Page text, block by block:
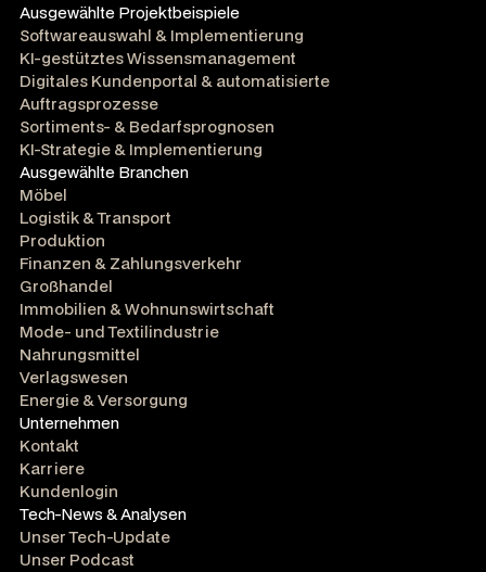
Ausgewählte Projektbeispiele
Softwareauswahl & Implementierung
KI-gestütztes Wissensmanagement
Digitales Kundenportal & automatisierte
Auftragsprozesse
Sortiments- & Bedarfsprognosen
KI-Strategie & Implementierung
Ausgewählte Branchen
Möbel
Logistik & Transport
Produktion
Finanzen & Zahlungsverkehr
Großhandel
Immobilien & Wohnunswirtschaft
Mode- und Textilindustrie
Nahrungsmittel
Verlagswesen
Energie & Versorgung
Unternehmen
Kontakt
Karriere
Kundenlogin
Tech-News & Analysen
Unser Tech-Update
Unser Podcast